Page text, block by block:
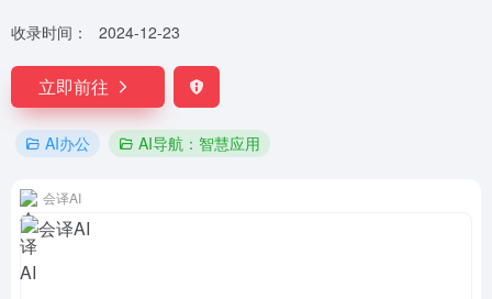
收录时间： 2024-12-23
立即前往
AI办公 AI导航：智慧应用
会译AI